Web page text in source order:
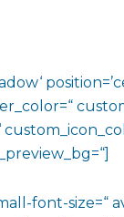
font-size=“